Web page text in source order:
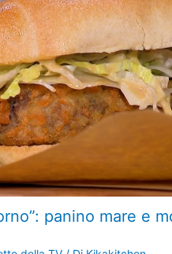
panino mare e